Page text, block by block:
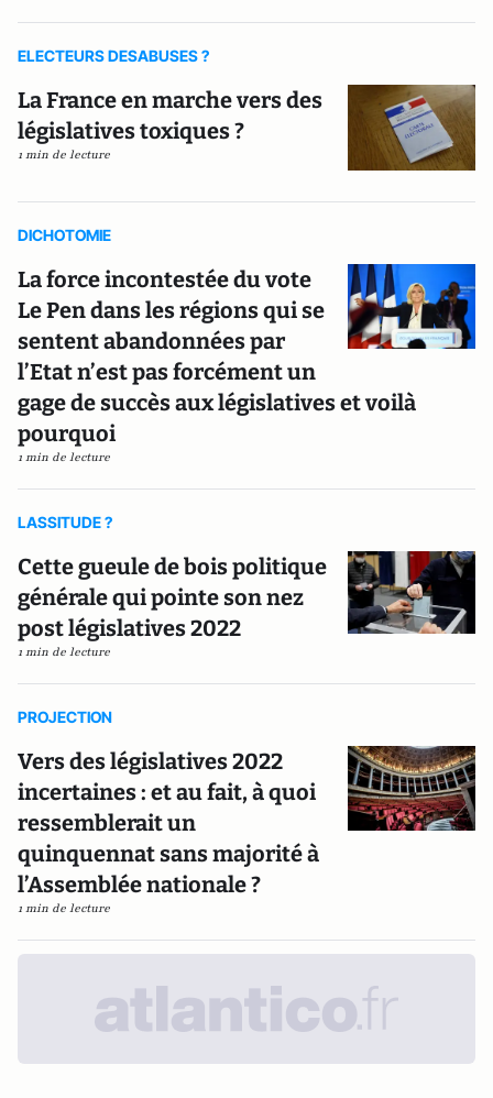
ELECTEURS DESABUSES ?
La France en marche vers des
législatives toxiques ?
1 min de lecture
DICHOTOMIE
La force incontestée du vote
Le Pen dans les régions qui se
sentent abandonnées par
l’Etat n’est pas forcément un
gage de succès aux législatives et voilà
pourquoi
1 min de lecture
LASSITUDE ?
Cette gueule de bois politique
générale qui pointe son nez
post législatives 2022
1 min de lecture
PROJECTION
Vers des législatives 2022
incertaines : et au fait, à quoi
ressemblerait un
quinquennat sans majorité à
l’Assemblée nationale ?
1 min de lecture